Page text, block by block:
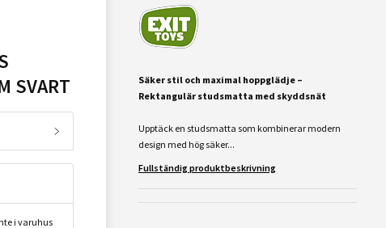
SVART
i varuhus
Säker stil och maximal hoppglädje –
Rektangulär studsmatta med skyddsnät
Upptäck en studsmatta som kombinerar modern
design med hög säker...
Fullständig produktbeskrivning